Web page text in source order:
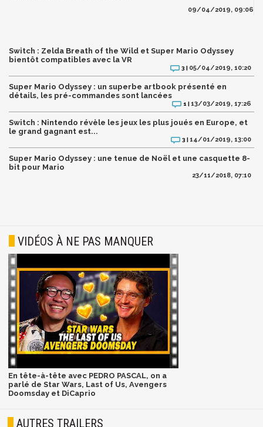
09/04/2019, 09:06
Switch : Zelda Breath of the Wild et Super Mario Odyssey
bientôt compatibles avec la VR
3 | 05/04/2019, 10:20
Super Mario Odyssey : un superbe artbook présenté en
détails, les pré-commandes sont lancées
1 |13/03/2019, 17:26
Switch : Nintendo révèle les jeux les plus joués en Europe, et
le grand gagnant est...
3 |14/01/2019, 13:00
Super Mario Odyssey : une tenue de Noël et une casquette 8-
bit pour Mario
23/11/2018, 07:10
VIDÉOS À NE PAS MANQUER
En tête-à-tête avec PEDRO PASCAL, on a
parlé de Star Wars, Last of Us, Avengers
Doomsday et DiCaprio
AUTRES TRAILERS